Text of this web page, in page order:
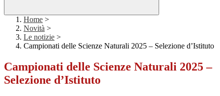
Home >
Novità >
Le notizie >
Campionati delle Scienze Naturali 2025 – Selezione d’Istituto
Campionati delle Scienze Naturali 2025 –
Selezione d’Istituto